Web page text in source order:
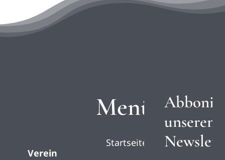
Verein
Menü
Startseite
unseren